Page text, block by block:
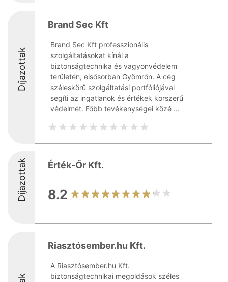
Díjazottak
Brand Sec Kft
Brand Sec Kft professzionális
szolgáltatásokat kínál a
biztonságtechnika és vagyonvédelem
területén, elsősorban Gyömrőn. A cég
széleskörű szolgáltatási portfóliójával
segíti az ingatlanok és értékek korszerű
védelmét. Főbb tevékenységei közé ...
Díjazottak Érték-Őr Kft.
8.2
Riasztósember.hu Kft.
A Riasztósember.hu Kft.
biztonságtechnikai megoldások széles